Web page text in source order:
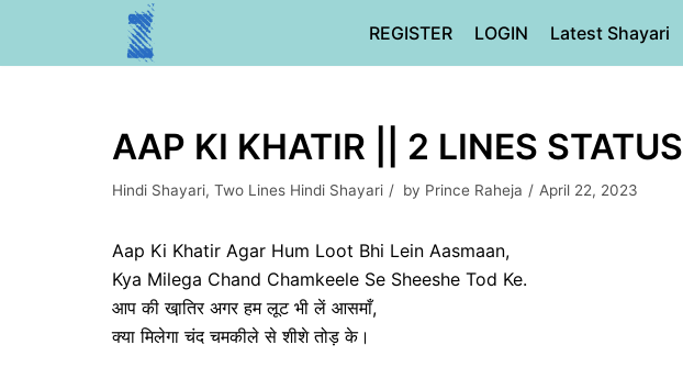
REGISTER LOGIN Latest Shayari
AAP KI KHATIR || 2 LINES STATUS
Hindi Shayari, Two Lines Hindi Shayari by Prince Raheja April 22, 2023
Aap Ki Khatir Agar Hum Loot Bhi Lein Aasmaan,
Kya Milega Chand Chamkeele Se Sheeshe Tod Ke.
आप की खा़तिर अगर हम लूट भी लें आसमाँ,
क्या मिलेगा चंद चमकीले से शीशे तोड़ के।